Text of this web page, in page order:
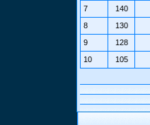
7
140
8
130
9
128
10
105